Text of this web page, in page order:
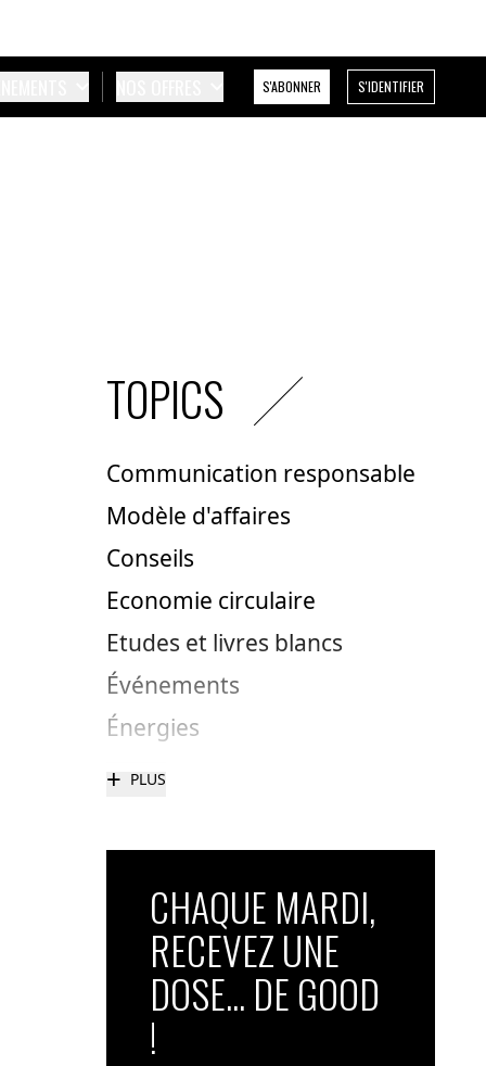
S'ABONNER S'IDENTIFIER
TOPICS
Communication responsable
Modèle d'affaires
Conseils
Economie circulaire
Etudes et livres blancs
Événements
Énergies
+ PLUS
CHAQUE MARDI,
RECEVEZ UNE
DOSE... DE GOOD
!